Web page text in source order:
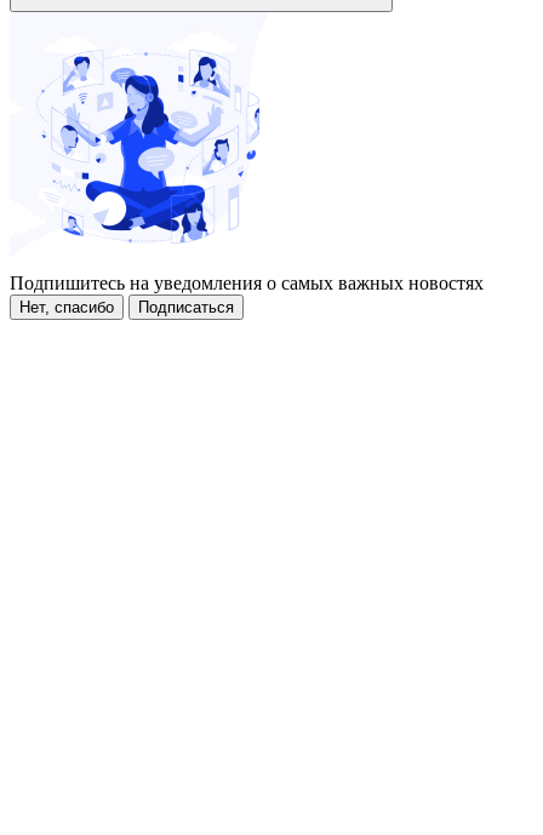
Подпишитесь на уведомления о самых важных новостях
Нет, спасибо Подписаться